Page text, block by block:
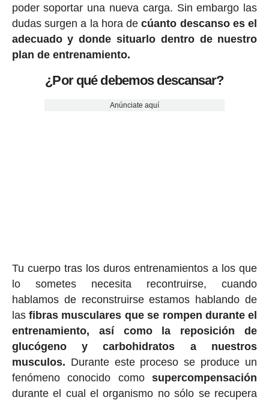
poder soportar una nueva carga. Sin embargo las
dudas surgen a la hora decúanto descanso es el
adecuado y donde situarlo dentro de nuestro
plan de entrenamiento.
¿Por qué debemos descansar?
Anúnciate aquí
Tu cuerpo tras los duros entrenamientos a los que
lo sometes necesita recontruirse, cuando
hablamos de reconstruirse estamos hablando de
lasfibras musculares que se rompen durante el
entrenamiento, así como la reposición de
glucógeno y carbohidratos a nuestros
musculos. Durante este proceso se produce un
fenómeno conocido comosupercompensación
durante el cual el organismo no sólo se recupera